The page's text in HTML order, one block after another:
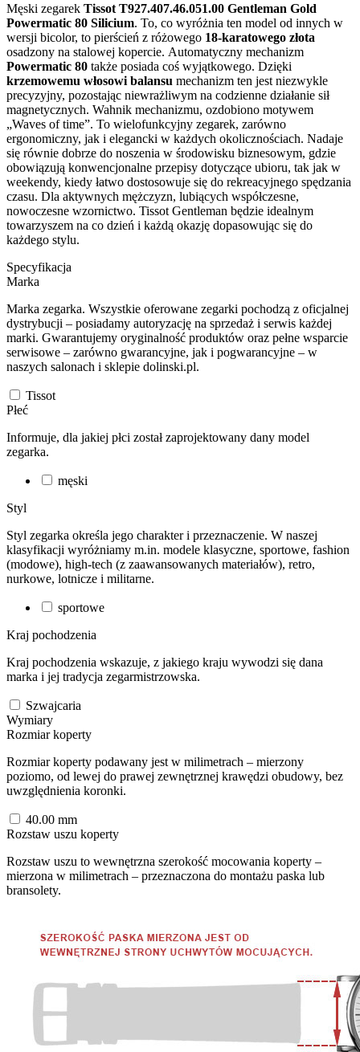
Męski zegarek Tissot T927.407.46.051.00 Gentleman Gold
Powermatic 80 Silicium. To, co wyróżnia ten model od innych w
wersji bicolor, to pierścień z różowego 18-karatowego złota
osadzony na stalowej kopercie. Automatyczny mechanizm
Powermatic 80 także posiada coś wyjątkowego. Dzięki
krzemowemu włosowi balansu mechanizm ten jest niezwykle
precyzyjny, pozostając niewrażliwym na codzienne działanie sił
magnetycznych. Wahnik mechanizmu, ozdobiono motywem
„Waves of time”. To wielofunkcyjny zegarek, zarówno
ergonomiczny, jak i elegancki w każdych okolicznościach. Nadaje
się równie dobrze do noszenia w środowisku biznesowym, gdzie
obowiązują konwencjonalne przepisy dotyczące ubioru, tak jak w
weekendy, kiedy łatwo dostosowuje się do rekreacyjnego spędzania
czasu. Dla aktywnych mężczyzn, lubiących współczesne,
nowoczesne wzornictwo. Tissot Gentleman będzie idealnym
towarzyszem na co dzień i każdą okazję dopasowując się do
każdego stylu.
Specyfikacja
Marka
Marka zegarka. Wszystkie oferowane zegarki pochodzą z oficjalnej
dystrybucji – posiadamy autoryzację na sprzedaż i serwis każdej
marki. Gwarantujemy oryginalność produktów oraz pełne wsparcie
serwisowe – zarówno gwarancyjne, jak i pogwarancyjne – w
naszych salonach i sklepie dolinski.pl.
Tissot
Płeć
Informuje, dla jakiej płci został zaprojektowany dany model
zegarka.
męski
Styl
Styl zegarka określa jego charakter i przeznaczenie. W naszej
klasyfikacji wyróżniamy m.in. modele klasyczne, sportowe, fashion
(modowe), high-tech (z zaawansowanych materiałów), retro,
nurkowe, lotnicze i militarne.
sportowe
Kraj pochodzenia
Kraj pochodzenia wskazuje, z jakiego kraju wywodzi się dana
marka i jej tradycja zegarmistrzowska.
Szwajcaria
Wymiary
Rozmiar koperty
Rozmiar koperty podawany jest w milimetrach – mierzony
poziomo, od lewej do prawej zewnętrznej krawędzi obudowy, bez
uwzględnienia koronki.
40.00 mm
Rozstaw uszu koperty
Rozstaw uszu to wewnętrzna szerokość mocowania koperty –
mierzona w milimetrach – przeznaczona do montażu paska lub
bransolety.